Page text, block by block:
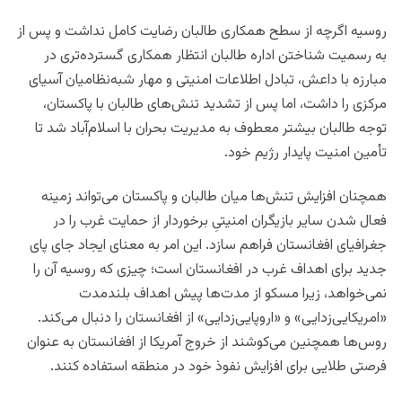
روسیه اگرچه از سطح همکاری طالبان رضایت کامل نداشت و پس از
به رسمیت شناختن اداره طالبان انتظار همکاری گسترده‌تری در
مبارزه با داعش، تبادل اطلاعات امنیتی و مهار شبه‌نظامیان آسیای
مرکزی را داشت، اما پس از تشدید تنش‌های طالبان با پاکستان،
توجه طالبان بیشتر معطوف به مدیریت بحران با اسلام‌آباد شد تا
تأمین امنیت پایدار رژیم خود.
همچنان افزایش تنش‌ها میان طالبان و پاکستان می‌تواند زمینه
فعال شدن سایر بازیگران امنیتیِ برخوردار از حمایت غرب را در
جغرافیای افغانستان فراهم سازد. این امر به معنای ایجاد جای پای
جدید برای اهداف غرب در افغانستان است؛ چیزی که روسیه آن را
نمی‌خواهد، زیرا مسکو از مدت‌ها پیش اهداف بلندمدت
«امریکایی‌زدایی» و «اروپایی‌زدایی» از افغانستان را دنبال می‌کند.
روس‌ها همچنین می‌کوشند از خروج آمریکا از افغانستان به عنوان
فرصتی طلایی برای افزایش نفوذ خود در منطقه استفاده کنند.